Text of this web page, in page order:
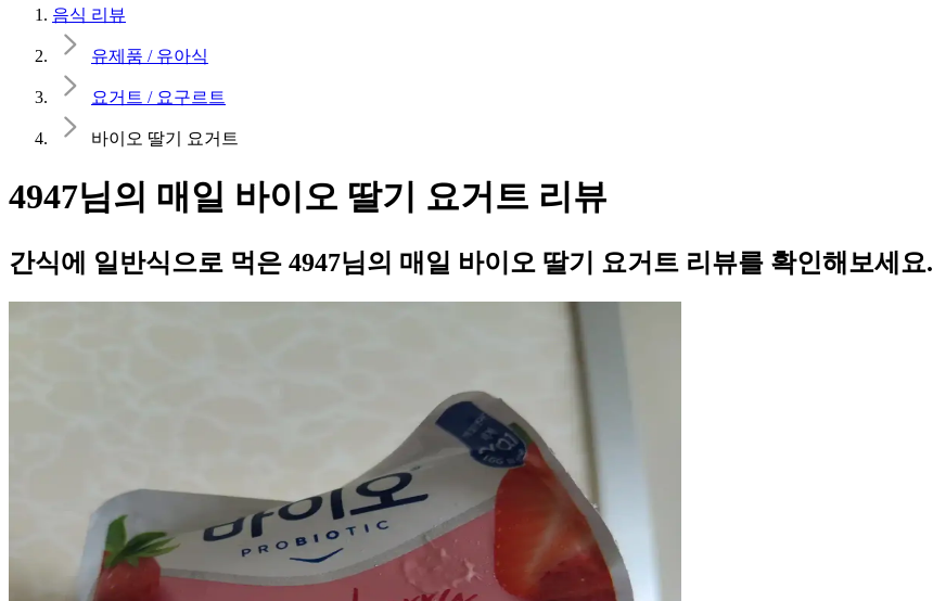
음식 리뷰
유제품 / 유아식
요거트 / 요구르트
바이오 딸기 요거트
4947님의 매일 바이오 딸기 요거트 리뷰
간식에 일반식으로 먹은 4947님의 매일 바이오 딸기 요거트 리뷰를 확인해보세요.